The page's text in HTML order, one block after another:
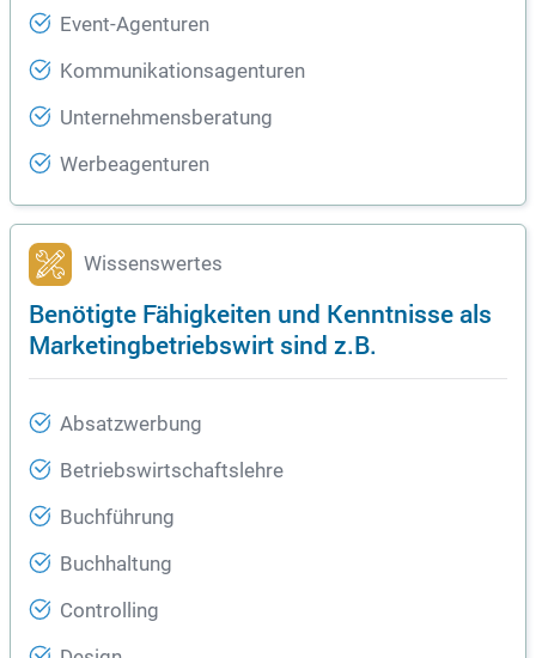
Event-Agenturen
Kommunikationsagenturen
Unternehmensberatung
Werbeagenturen
Wissenswertes
Benötigte Fähigkeiten und Kenntnisse als
Marketingbetriebswirt sind z.B.
Absatzwerbung
Betriebswirtschaftslehre
Buchführung
Buchhaltung
Controlling